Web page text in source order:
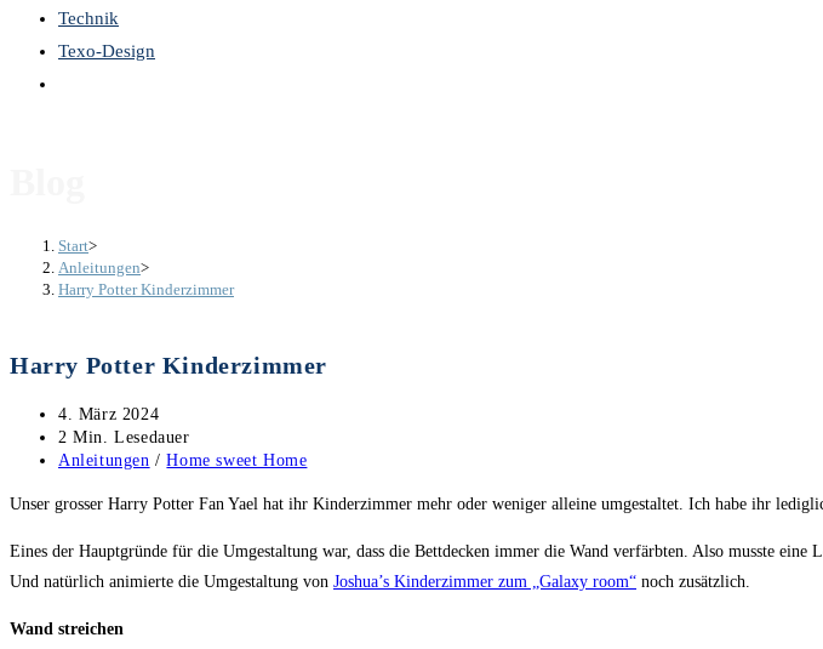
Technik
Texo-Design
Start>
Anleitungen>
Harry Potter Kinderzimmer
Harry Potter Kinderzimmer
Beitrag
veröffentlicht:
4. März 2024
Lesedauer:
2 Min. Lesedauer
Beitrags-
Anleitungen / Home sweet Home
Unser grosser Harry Potter Fan Yael hat ihr Kinderzimmer mehr oder weniger alleine umgestaltet. Ich habe ihr
Eines der Hauptgründe für die Umgestaltung war, dass die Bettdecken immer die Wand verfärbten. Also musste
Und natürlich animierte die Umgestaltung von Joshua’s Kinderzimmer zum „Galaxy room“ noch zusätzlich.
Wand streichen